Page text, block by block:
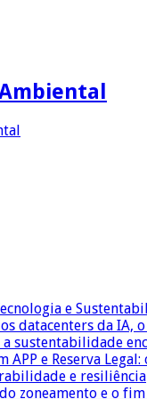
e
datacenters da
sustentabilidade
APP e Reserva
e resiliência
zoneamento e o